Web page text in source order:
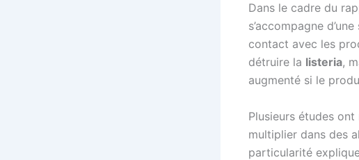
Dans le cadre du
s’accompagne
contact avec les
détruire la listeria,
augmenté si le
Plusieurs études
multiplier dans des
particularité